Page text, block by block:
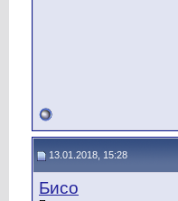
13.01.2018, 15:28
Бисо